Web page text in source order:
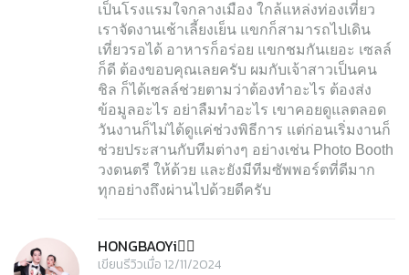
เป็นโรงแรมใจกลางเมือง ใกล้แหล่งท่องเที่ยว
เราจัดงานเช้าเลี้ยงเย็น แขกก็สามารถไปเดิน
เที่ยวรอได้ อาหารก็อร่อย แขกชมกันเยอะ เซลล์
ก็ดี ต้องขอบคุณเลยครับ ผมกับเจ้าสาวเป็นคน
ชิล ก็ได้เซลล์ช่วยตามว่าต้องทำอะไร ต้องส่ง
ข้อมูลอะไร อย่าลืมทำอะไร เขาคอยดูแลตลอด
วันงานก็ไม่ได้ดูแค่ช่วงพิธีการ แต่ก่อนเริ่มงานก็
ช่วยประสานกับทีมต่างๆ อย่างเช่น Photo Booth
วงดนตรี ให้ด้วย และยังมีทีมซัพพอร์ตที่ดีมาก
ทุกอย่างถึงผ่านไปด้วยดีครับ
HONGBAOYi🏊🏻
เขียนรีวิวเมื่อ 12/11/2024